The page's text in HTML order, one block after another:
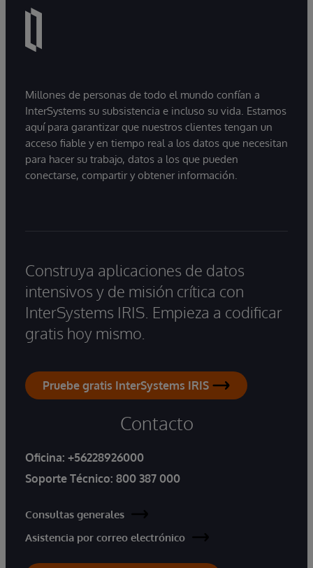
Millones de personas de todo el mundo confían a
InterSystems su subsistencia e incluso su vida. Estamos
aquí para garantizar que nuestros clientes tengan un
acceso fiable y en tiempo real a los datos que necesitan
para hacer su trabajo, datos a los que pueden
conectarse, compartir y obtener información.
Construya aplicaciones de datos
intensivos y de misión crítica con
InterSystems IRIS. Empieza a codificar
gratis hoy mismo.
Pruebe gratis InterSystems IRIS
Contacto
Oficina: +56228926000
Soporte Técnico: 800 387 000
Consultas generales
Asistencia por correo electrónico